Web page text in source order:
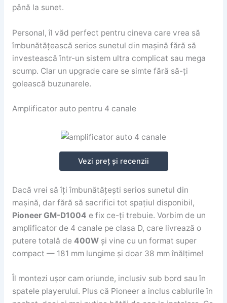
până la sunet.
Personal, îl văd perfect pentru cineva care vrea să
îmbunătățească serios sunetul din mașină fără să
investească într-un sistem ultra complicat sau mega
scump. Clar un upgrade care se simte fără să-ți
golească buzunarele.
Amplificator auto pentru 4 canale
Vezi preț și recenzii
Dacă vrei să îți îmbunătățești serios sunetul din
mașină, dar fără să sacrifici tot spațiul disponibil,
Pioneer GM-D1004 e fix ce-ți trebuie. Vorbim de un
amplificator de 4 canale pe clasa D, care livrează o
putere totală de 400W și vine cu un format super
compact — 181 mm lungime și doar 38 mm înălțime!
Îl montezi ușor cam oriunde, inclusiv sub bord sau în
spatele playerului. Plus că Pioneer a inclus cablurile în